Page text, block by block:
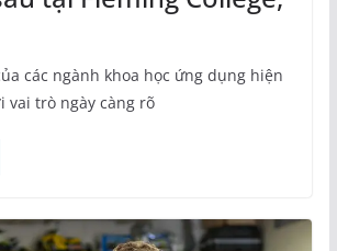
các ngành khoa học ứng dụng hiện
vai trò ngày càng rõ